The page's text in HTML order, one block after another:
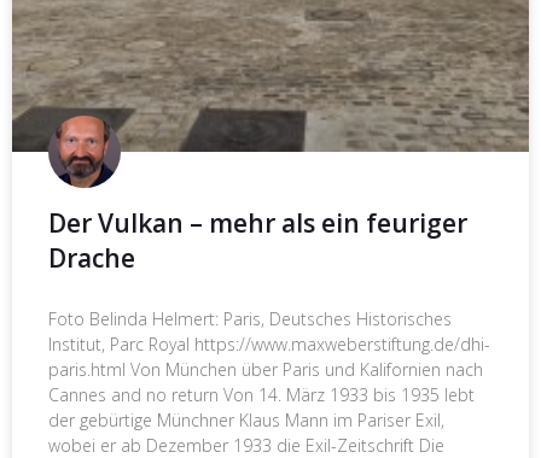
Der Vulkan – mehr als ein feuriger
Drache
Foto Belinda Helmert: Paris, Deutsches Historisches
Institut, Parc Royal https://www.maxweberstiftung.de/dhi-
paris.html Von München über Paris und Kalifornien nach
Cannes and no return Von 14. März 1933 bis 1935 lebt
der gebürtige Münchner Klaus Mann im Pariser Exil,
wobei er ab Dezember 1933 die Exil-Zeitschrift Die